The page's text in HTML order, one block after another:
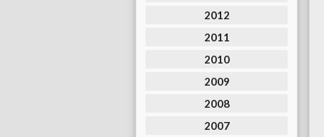
2012
2011
2010
2009
2008
2007